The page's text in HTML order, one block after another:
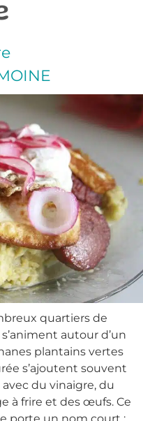
quartiers de
autour d’un
plantains vertes
s’ajoutent souvent
du vinaigre, du
à frire et des œufs. Ce
porte un nom court :